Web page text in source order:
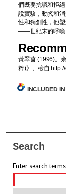
們既要抗議和拒
說實驗，動搖和
性和獨創性，他
――世紀末的呼喚
黃翠茵 (1996)。
粹)》。檢自
INCLUDED IN
Search
Enter search